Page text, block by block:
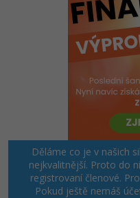
Děláme co je v našich
nejkvalitnější. Proto do
registrovaní členové.
Pokud ještě nemáš